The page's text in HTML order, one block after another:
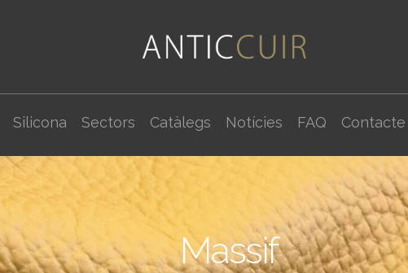
Silicona Sectors Catàlegs Notícies FAQ Contacte
Massif